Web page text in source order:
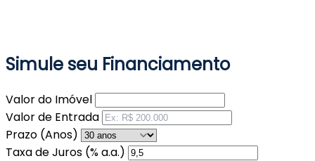
Simule seu Financiamento
Valor do Imóvel
Valor de Entrada
Prazo (Anos)
Taxa de Juros (% a.a.)